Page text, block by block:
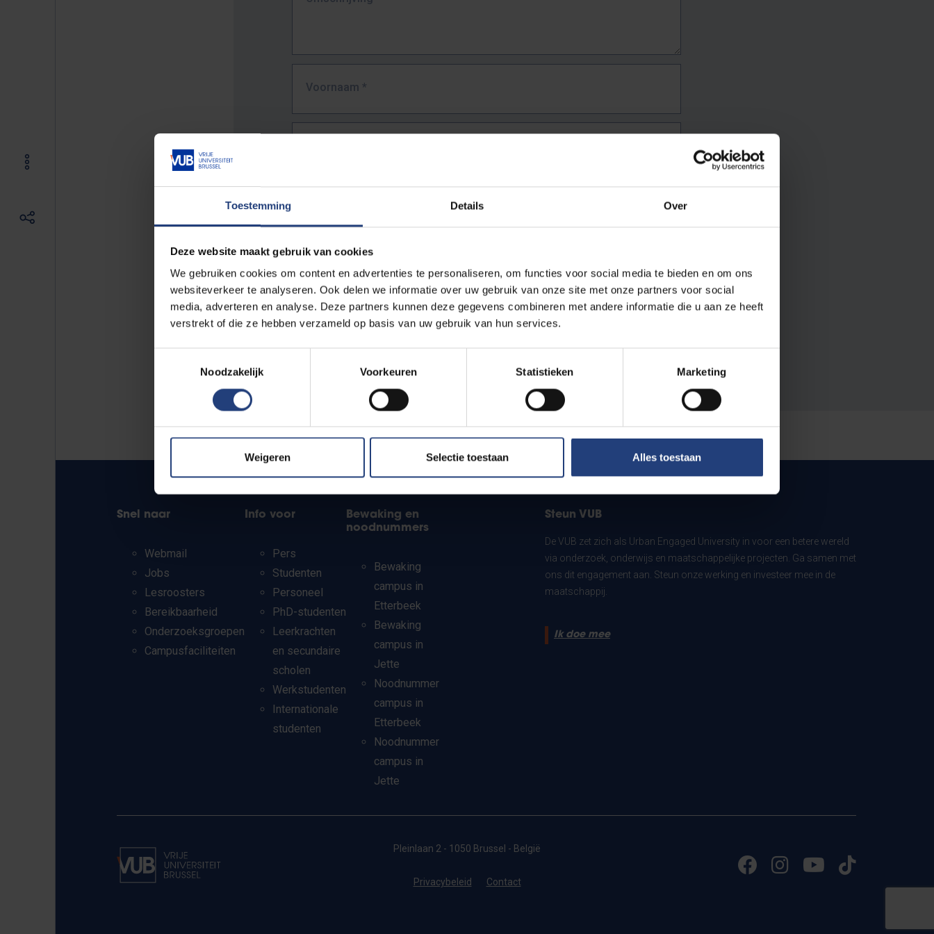
Toestemming Details Over
Deze website maakt gebruik van cookies
We gebruiken cookies om content en advertenties te personaliseren, om functies voor social media te bieden en om ons
websiteverkeer te analyseren. Ook delen we informatie over uw gebruik van onze site met onze partners voor social
media, adverteren en analyse. Deze partners kunnen deze gegevens combineren met andere informatie die u aan ze heeft
verstrekt of die ze hebben verzameld op basis van uw gebruik van hun services.
Noodzakelijk
Voorkeuren Statistieken Marketing
Weigeren Selectie toestaan Alles toestaan
Voornaam *
URL*
De volledige URL van de pagina waar je de fout zag.
Bv. https://www.vub.be/nl/studeren-aan-de-vub/alle-opleidingen
Snel naar
Webmail
Jobs
Lesroosters
Bereikbaarheid
Onderzoeksgroepen
Campusfaciliteiten
Info voor
Pers
Studenten
Personeel
PhD-studenten
Leerkrachten
en secundaire
scholen
Werkstudenten
Internationale
studenten
Bewaking en
noodnummers
Bewaking
campus in
Etterbeek
Bewaking
campus in
Jette
Noodnummer
campus in
Etterbeek
Noodnummer
campus in
Jette
Steun VUB
De VUB zet zich als Urban Engaged University in voor een betere wereld
via onderzoek, onderwijs en maatschappelijke projecten. Ga samen met
ons dit engagement aan. Steun onze werking en investeer mee in de
maatschappij.
Ik doe mee
Pleinlaan 2 - 1050 Brussel - België
Privacybeleid Contact